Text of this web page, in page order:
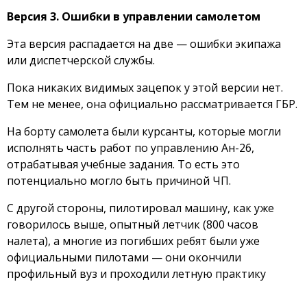
Версия 3. Ошибки в управлении самолетом
Эта версия распадается на две — ошибки экипажа
или диспетчерской службы.
Пока никаких видимых зацепок у этой версии нет.
Тем не менее, она официально рассматривается ГБР.
На борту самолета были курсанты, которые могли
исполнять часть работ по управлению Ан-26,
отрабатывая учебные задания. То есть это
потенциально могло быть причиной ЧП.
С другой стороны, пилотировал машину, как уже
говорилось выше, опытный летчик (800 часов
налета), а многие из погибших ребят были уже
официальными пилотами — они окончили
профильный вуз и проходили летную практику